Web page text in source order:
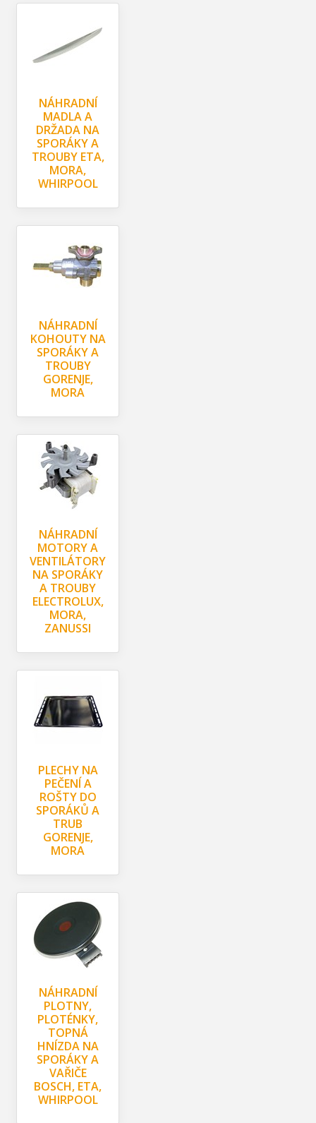
NÁHRADNÍ
MADLA A
DRŽADA NA
SPORÁKY A
TROUBY ETA,
MORA,
WHIRPOOL
NÁHRADNÍ
KOHOUTY NA
SPORÁKY A
TROUBY
GORENJE,
MORA
NÁHRADNÍ
MOTORY A
VENTILÁTORY
NA SPORÁKY
A TROUBY
ELECTROLUX,
MORA,
ZANUSSI
PLECHY NA
PEČENÍ A
ROŠTY DO
SPORÁKŮ A
TRUB
GORENJE,
MORA
NÁHRADNÍ
PLOTNY,
PLOTÉNKY,
TOPNÁ
HNÍZDA NA
SPORÁKY A
VAŘIČE
BOSCH, ETA,
WHIRPOOL